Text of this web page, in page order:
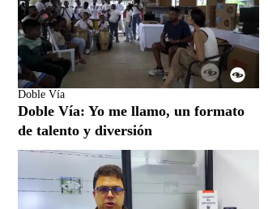
Doble Vía
Doble Vía: Yo me llamo, un formato
de talento y diversión